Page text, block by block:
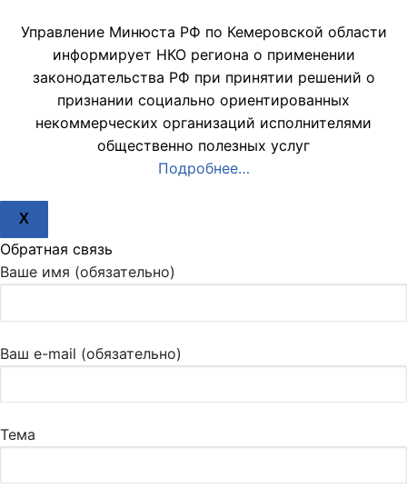
Управление Минюста РФ по Кемеровской области
информирует НКО региона о применении
законодательства РФ при принятии решений о
признании социально ориентированных
некоммерческих организаций исполнителями
общественно полезных услуг
Подробнее…
X
Обратная связь
Ваше имя (обязательно)
Ваш e-mail (обязательно)
Тема